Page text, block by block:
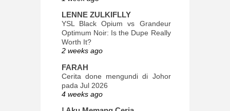
LENNE ZULKIFLLY
YSL Black Opium vs Grandeur
Optimum Noir: Is the Dupe Really
Worth It?
2 weeks ago
FARAH
Cerita done mengundi di Johor
pada Jul 2026
4 weeks ago